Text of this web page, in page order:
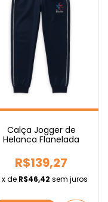
Calça Jogger de
Helanca Flanelada
R$139,27
x de R$46,42 sem juros